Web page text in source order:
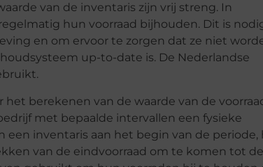
van de inventaris zijn vrij streng. In
hun voorraad bijhouden. Dit is
en om ervoor te zorgen dat ze niet
up-to-date is. De Nederlandse
berekenen van de waarde van de
met bepaalde intervallen een fysieke
inventaris aan het begin van de periode,
van de eindvoorraad om te komen tot de